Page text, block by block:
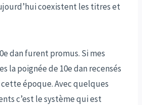
coexistent les titres et
dan furent promus. Si mes
la poignée de 10e dan recensés
époque. Avec quelques
c’est le système qui est